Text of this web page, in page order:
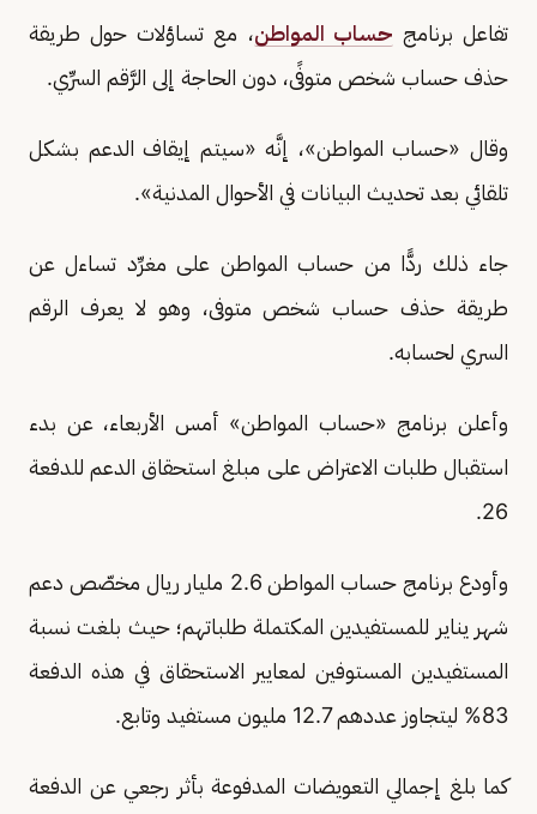
تفاعل برنامج حساب المواطن، مع تساؤلات حول طريقة
حذف حساب شخص متوفًى، دون الحاجة إلى الرَّقم السرِّي.
وقال «حساب المواطن»، إنَّه «سيتم إيقاف الدعم بشكل
تلقائي بعد تحديث البيانات في الأحوال المدنية».
جاء ذلك ردًّا من حساب المواطن على مغرِّد تساءل عن
طريقة حذف حساب شخص متوفى، وهو لا يعرف الرقم
السري لحسابه.
وأعلن برنامج «حساب المواطن» أمس الأربعاء، عن بدء
استقبال طلبات الاعتراض على مبلغ استحقاق الدعم للدفعة
26.
وأودع برنامج حساب المواطن 2.6 مليار ريال مخصّص دعم
شهر يناير للمستفيدين المكتملة طلباتهم؛ حيث بلغت نسبة
المستفيدين المستوفين لمعايير الاستحقاق في هذه الدفعة
83% ليتجاوز عددهم 12.7 مليون مستفيد وتابع.
كما بلغ إجمالي التعويضات المدفوعة بأثر رجعي عن الدفعة